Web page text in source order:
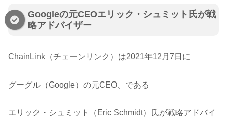
Googleの元CEOエリック・シュミット氏が戦
略アドバイザー
ChainLink（チェーンリンク）は2021年12月7日に
グーグル（Google）の元CEO、である
エリック・シュミット（Eric Schmidt）氏が戦略アドバイ